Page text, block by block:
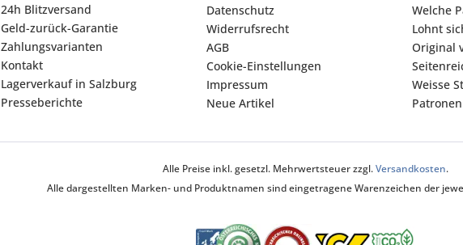
24h Blitzversand
Geld-zurück-Garantie
Zahlungsvarianten
Kontakt
Lagerverkauf in Salzburg
Presseberichte
Datenschutz
Widerrufsrecht
AGB
Cookie-Einstellungen
Impressum
Neue Artikel
Welche
Lohnt
Original
Weisse
Alle Preise inkl. gesetzl. Mehrwertsteuer zzgl.Versandkosten.
Alle dargestellten Marken- und Produktnamen sind eingetragene Warenzeichen der